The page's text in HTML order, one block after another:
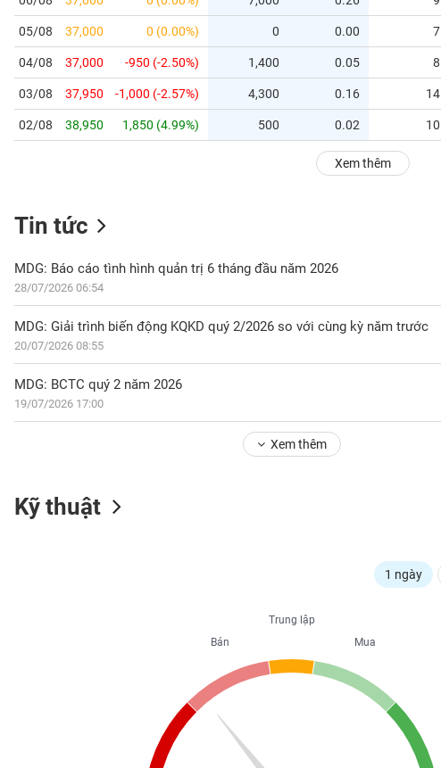
05/08 37,000 0 (0.00%) 0 0.00 7
04/08 37,000 -950 (-2.50%) 1,400 0.05 8
03/08 37,950 -1,000 (-2.57%) 4,300 0.16 14
02/08 38,950 1,850 (4.99%) 500 0.02 10
Xem thêm
Tin tức
MDG: Báo cáo tình hình quản trị 6 tháng đầu năm 2026
28/07/2026 06:54
MDG: Giải trình biến động KQKD quý 2/2026 so với cùng kỳ năm trước
20/07/2026 08:55
MDG: BCTC quý 2 năm 2026
19/07/2026 17:00
Xem thêm
Kỹ thuật
1 ngày
Trung lập
Mua
Bán
PHÂN
TÍCH
VIETSTOCKFINANCE
DOANH
NGHIỆP
CỔ
PHIẾU
SINH